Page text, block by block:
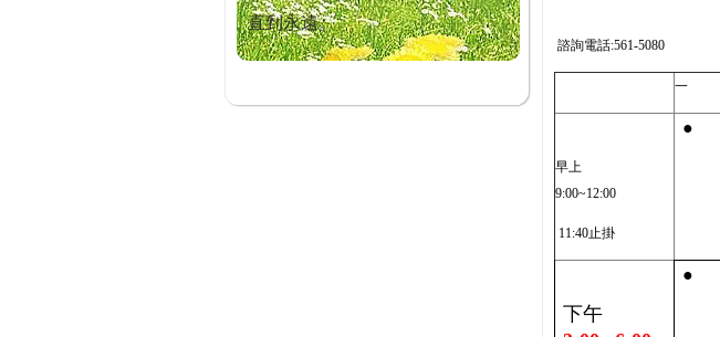
直到永遠。
諮詢電話:561-5080
一
早上
9:00~12:00
11:40止掛
●
下午
●